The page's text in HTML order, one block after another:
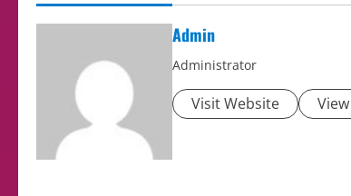
Admin
Administrator
Visit Website